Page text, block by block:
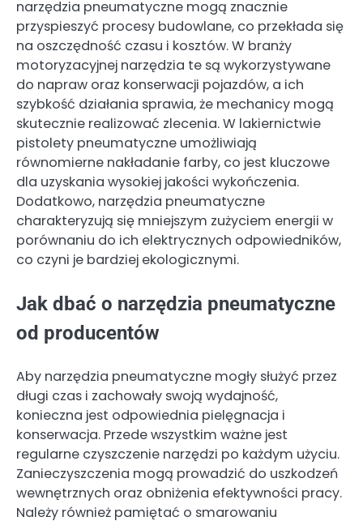
narzędzia pneumatyczne mogą znacznie
przyspieszyć procesy budowlane, co przekłada się
na oszczędność czasu i kosztów. W branży
motoryzacyjnej narzędzia te są wykorzystywane
do napraw oraz konserwacji pojazdów, a ich
szybkość działania sprawia, że mechanicy mogą
skutecznie realizować zlecenia. W lakiernictwie
pistolety pneumatyczne umożliwiają
równomierne nakładanie farby, co jest kluczowe
dla uzyskania wysokiej jakości wykończenia.
Dodatkowo, narzędzia pneumatyczne
charakteryzują się mniejszym zużyciem energii w
porównaniu do ich elektrycznych odpowiedników,
co czyni je bardziej ekologicznymi.
Jak dbać o narzędzia pneumatyczne
od producentów
Aby narzędzia pneumatyczne mogły służyć przez
długi czas i zachowały swoją wydajność,
konieczna jest odpowiednia pielęgnacja i
konserwacja. Przede wszystkim ważne jest
regularne czyszczenie narzędzi po każdym użyciu.
Zanieczyszczenia mogą prowadzić do uszkodzeń
wewnętrznych oraz obniżenia efektywności pracy.
Należy również pamiętać o smarowaniu